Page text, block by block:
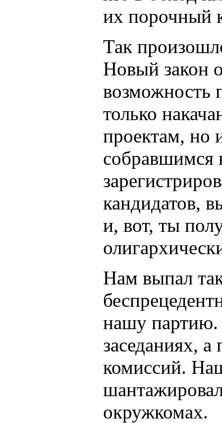
их порочный
Так
Новый закон
возможность
только
проектам, но
собравшимся
кандидатов,
и, вот, ты
Нам выпал
нашу партию.
заседаниях,
комиссий.
окружкомах.